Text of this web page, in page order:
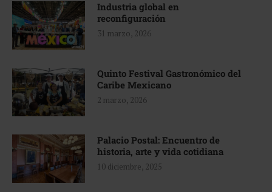
Industria global en
reconfiguración
31 marzo, 2026
Quinto Festival Gastronómico del
Caribe Mexicano
2 marzo, 2026
Palacio Postal: Encuentro de
historia, arte y vida cotidiana
10 diciembre, 2025